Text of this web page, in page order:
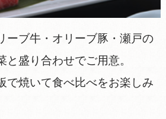
ーブ牛・オリーブ豚・瀬戸の
盛り合わせでご用意。
で焼いて食べ比べをお楽しみ